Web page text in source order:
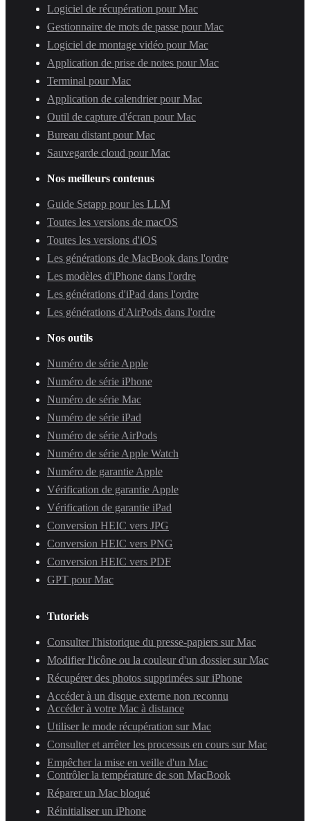
Logiciel de récupération pour Mac
Gestionnaire de mots de passe pour Mac
Logiciel de montage vidéo pour Mac
Application de prise de notes pour Mac
Terminal pour Mac
Application de calendrier pour Mac
Outil de capture d'écran pour Mac
Bureau distant pour Mac
Sauvegarde cloud pour Mac
Nos meilleurs contenus
Guide Setapp pour les LLM
Toutes les versions de macOS
Toutes les versions d'iOS
Les générations de MacBook dans l'ordre
Les modèles d'iPhone dans l'ordre
Les générations d'iPad dans l'ordre
Les générations d'AirPods dans l'ordre
Nos outils
Numéro de série Apple
Numéro de série iPhone
Numéro de série Mac
Numéro de série iPad
Numéro de série AirPods
Numéro de série Apple Watch
Numéro de garantie Apple
Vérification de garantie Apple
Vérification de garantie iPad
Conversion HEIC vers JPG
Conversion HEIC vers PNG
Conversion HEIC vers PDF
GPT pour Mac
Tutoriels
Consulter l'historique du presse-papiers sur Mac
Modifier l'icône ou la couleur d'un dossier sur Mac
Récupérer des photos supprimées sur iPhone
Accéder à un disque externe non reconnu
Accéder à votre Mac à distance
Utiliser le mode récupération sur Mac
Consulter et arrêter les processus en cours sur Mac
Empêcher la mise en veille d'un Mac
Contrôler la température de son MacBook
Réparer un Mac bloqué
Réinitialiser un iPhone